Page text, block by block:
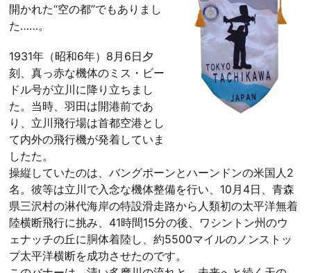
開かれた“空の都”でもありまし
た……。
1931年（昭和6年）8月6日夕
刻、真っ赤な機体のミス・ビー
ドル号が立川に降り立ちまし
た。当時、羽田は開港前であ
り、立川飛行場は首都空港とし
て内外の飛行機が発着していま
したた。
操縦していたのは、バングポーンとハーンドンの米国人2
名。彼等は立川で入念な機体整備を行い、10月4日、青森
県三沢村の淋代海岸の特設滑走路から人類初の太平洋無着
陸横断飛行に挑み、41時間15分の後、ワシントン州のウ
ェナッチの丘に胴体着陸し、約5500マイルのノンストッ
プ太平洋横断を成功させたのです。